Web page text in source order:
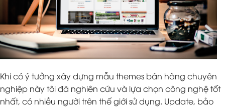
Khi có ý tưởng xây dựng mẫu themes bán hàng chuyên
nghiệp này tôi đã nghiên cứu và lựa chọn công nghệ tốt
nhất, có nhiều người trên thế giới sử dụng. Update, bảo